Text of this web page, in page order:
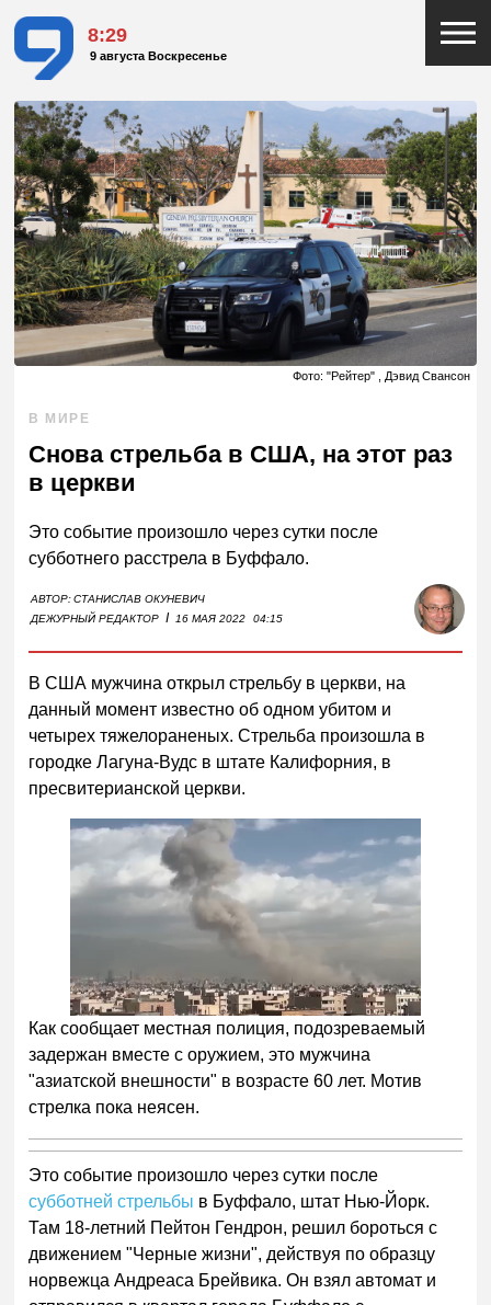
8:29
9 августа Воскресенье
Фото: "Рейтер" , Дэвид Свансон
В МИРЕ
Снова стрельба в США, на этот раз
в церкви
Это событие произошло через сутки после
субботнего расстрела в Буффало.
АВТОР:СТАНИСЛАВ ОКУНЕВИЧ
ДЕЖУРНЫЙ РЕДАКТОР I 16 МАЯ 2022 04:15
В США мужчина открыл стрельбу в церкви, на
данный момент известно об одном убитом и
четырех тяжелораненых. Стрельба произошла в
городке Лагуна-Вудс в штате Калифорния, в
пресвитерианской церкви.
Как сообщает местная полиция, подозреваемый
задержан вместе с оружием, это мужчина
"азиатской внешности" в возрасте 60 лет. Мотив
стрелка пока неясен.
Это событие произошло через сутки после
субботней стрельбы в Буффало, штат Нью-Йорк.
Там 18-летний Пейтон Гендрон, решил бороться с
движением "Черные жизни", действуя по образцу
норвежца Андреаса Брейвика. Он взял автомат и